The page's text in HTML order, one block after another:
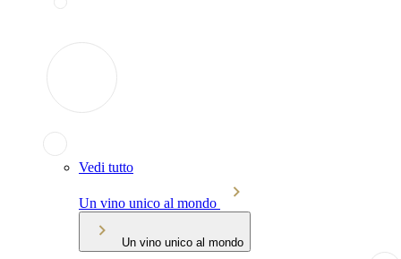
Vedi tutto
Un vino unico al mondo
Un vino unico al mondo